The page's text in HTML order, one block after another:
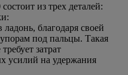
из трех деталей:
ладонь, благодаря своей
под пальцы. Такая
затрат
усилий на удержания